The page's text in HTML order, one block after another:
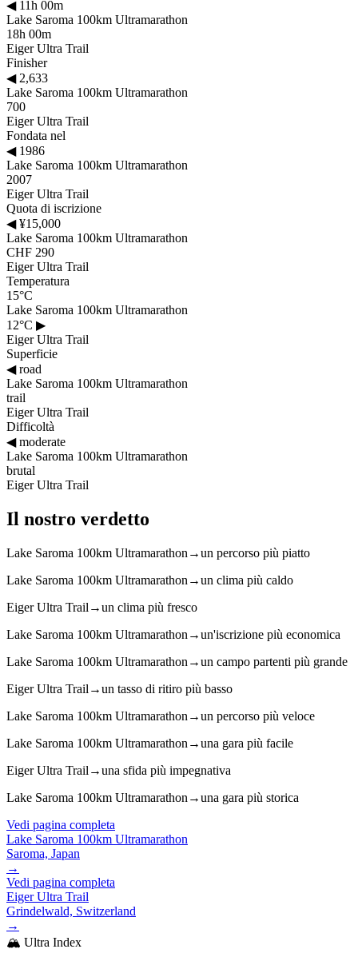
◀11h 00m
Lake Saroma 100km Ultramarathon
18h 00m
Eiger Ultra Trail
Finisher
◀2,633
Lake Saroma 100km Ultramarathon
700
Eiger Ultra Trail
Fondata nel
◀1986
Lake Saroma 100km Ultramarathon
2007
Eiger Ultra Trail
Quota di iscrizione
◀¥15,000
Lake Saroma 100km Ultramarathon
CHF 290
Eiger Ultra Trail
Temperatura
15°C
Lake Saroma 100km Ultramarathon
12°C ▶
Eiger Ultra Trail
Superficie
◀road
Lake Saroma 100km Ultramarathon
trail
Eiger Ultra Trail
Difficoltà
◀moderate
Lake Saroma 100km Ultramarathon
brutal
Eiger Ultra Trail
Il nostro verdetto
Lake Saroma 100km Ultramarathon →un percorso più piatto
Lake Saroma 100km Ultramarathon →un clima più caldo
Eiger Ultra Trail →un clima più fresco
Lake Saroma 100km Ultramarathon →un'iscrizione più economica
Lake Saroma 100km Ultramarathon →un campo partenti più grande
Eiger Ultra Trail →un tasso di ritiro più basso
Lake Saroma 100km Ultramarathon →un percorso più veloce
Lake Saroma 100km Ultramarathon →una gara più facile
Eiger Ultra Trail →una sfida più impegnativa
Lake Saroma 100km Ultramarathon →una gara più storica
Vedi pagina completa
Lake Saroma 100km Ultramarathon
Saroma, Japan
→
Vedi pagina completa
Eiger Ultra Trail
Grindelwald, Switzerland
→
🏔️ Ultra Index